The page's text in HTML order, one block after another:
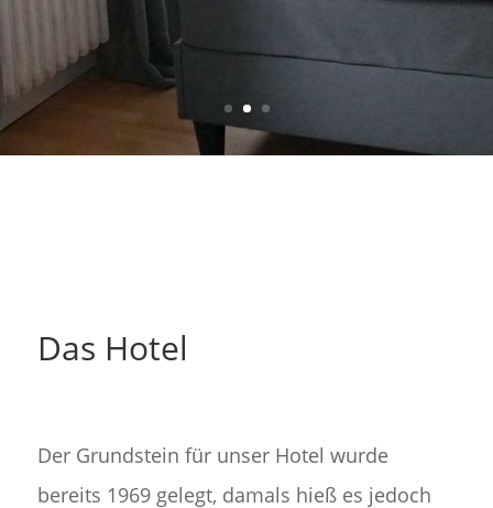
Das Hotel
Der Grundstein für unser Hotel wurde
bereits 1969 gelegt, damals hieß es jedoch